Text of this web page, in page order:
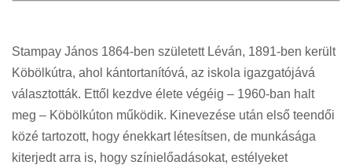
Stampay János 1864-ben született Léván, 1891-ben került
Köbölkútra, ahol kántortanítóvá, az iskola igazgatójává
választották. Ettől kezdve élete végéig – 1960-ban halt
meg – Köbölkúton működik. Kinevezése után első teendői
közé tartozott, hogy énekkart létesítsen, de munkásága
kiterjedt arra is, hogy színielőadásokat, estélyeket